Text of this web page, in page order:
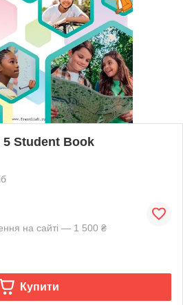
5 Student Book
на сайті — 1 500 ₴
Купити